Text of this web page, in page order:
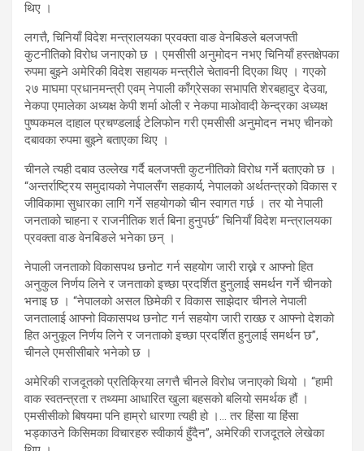
थिए ।
लगत्तै, चिनियाँ विदेश मन्त्रालयका प्रवक्ता वाङ वेनबिङले बलजफ्ती
कुटनीतिको विरोध जनाएको छ । एमसीसी अनुमोदन नभए चिनियाँ हस्तक्षेपका
रुपमा बुझ्ने अमेरिकी विदेश सहायक मन्त्रीले चेतावनी दिएका थिए । गएको
२७ माघमा प्रधानमन्त्री एवम् नेपाली काँग्रेसका सभापति शेरबहादुर देउवा,
नेकपा एमालेका अध्यक्ष केपी शर्मा ओली र नेकपा माओवादी केन्द्रका अध्यक्ष
पुष्पकमल दाहाल प्रचण्डलाई टेलिफोन गरी एमसीसी अनुमोदन नभए चीनको
दबावका रुपमा बुझ्ने बताएका थिए ।
चीनले त्यही दबाव उल्लेख गर्दै बलजफ्ती कुटनीतिको विरोध गर्ने बताएको छ ।
“अन्तर्राष्ट्रिय समुदायको नेपालसँग सहकार्य, नेपालको अर्थतन्त्रको विकास र
जीविकामा सुधारका लागि गर्ने सहयोगको चीन स्वागत गर्छ । तर यो नेपाली
जनताको चाहना र राजनीतिक शर्त बिना हुनुपर्छ” चिनियाँ विदेश मन्त्रालयका
प्रवक्ता वाङ वेनबिङले भनेका छन् ।
नेपाली जनताको विकासपथ छनोट गर्न सहयोग जारी राख्ने र आफ्नो हित
अनुकुल निर्णय लिने र जनताको इच्छा प्रदर्शित हुनुलाई समर्थन गर्ने चीनको
भनाइ छ । “नेपालको असल छिमेकी र विकास साझेदार चीनले नेपाली
जनतालाई आफ्नो विकासपथ छनोट गर्न सहयोग जारी राख्छ र आफ्नो देशको
हित अनुकूल निर्णय लिने र जनताको इच्छा प्रदर्शित हुनुलाई समर्थन छ”,
चीनले एमसीसीबारे भनेको छ ।
अमेरिकी राजदूतको प्रतिक्रिया लगत्तै चीनले विरोध जनाएको थियो । “हामी
वाक स्वतन्त्रता र तथ्यमा आधारित खुला बहसको बलियो समर्थक हौं ।
एमसीसीको बिषयमा पनि हाम्रो धारणा त्यही हो ।… तर हिंसा या हिंसा
भड्काउने किसिमका विचारहरु स्वीकार्य हुँदैन”, अमेरिकी राजदूतले लेखेका